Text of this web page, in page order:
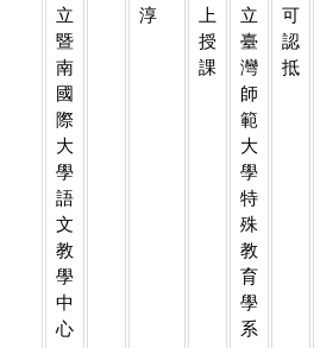
立
暨
南
國
際
大
學
語
文
教
學
中
心
淳
上
授
課
立
臺
灣
師
範
大
學
特
殊
教
育
學
系
可
認
抵